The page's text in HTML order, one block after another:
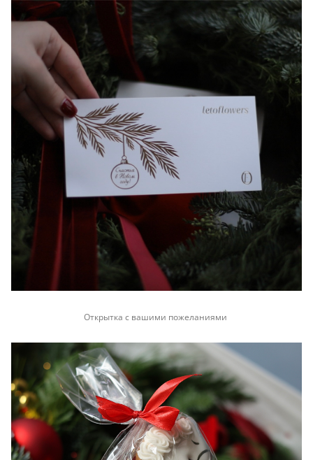
Открытка с вашими пожеланиями